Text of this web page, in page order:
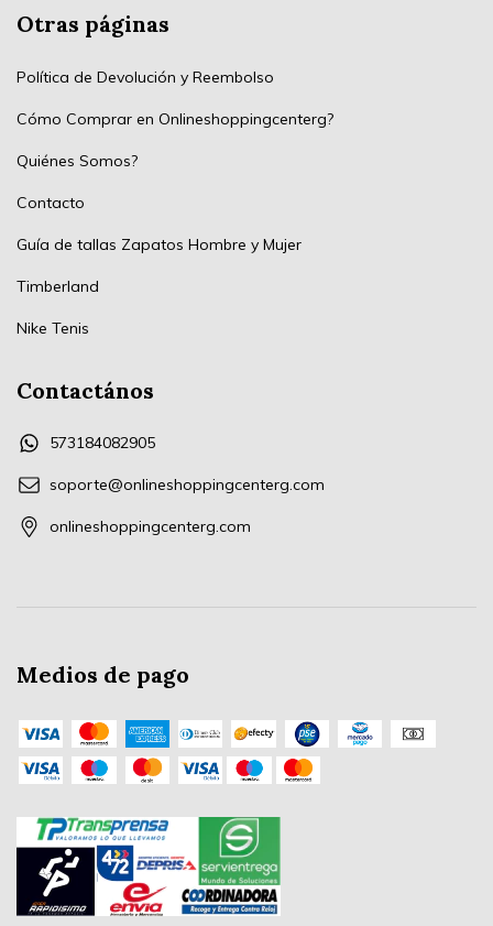
Otras páginas
Política de Devolución y Reembolso
Cómo Comprar en Onlineshoppingcenterg?
Quiénes Somos?
Contacto
Guía de tallas Zapatos Hombre y Mujer
Timberland
Nike Tenis
Contactános
573184082905
soporte@onlineshoppingcenterg.com
onlineshoppingcenterg.com
Medios de pago